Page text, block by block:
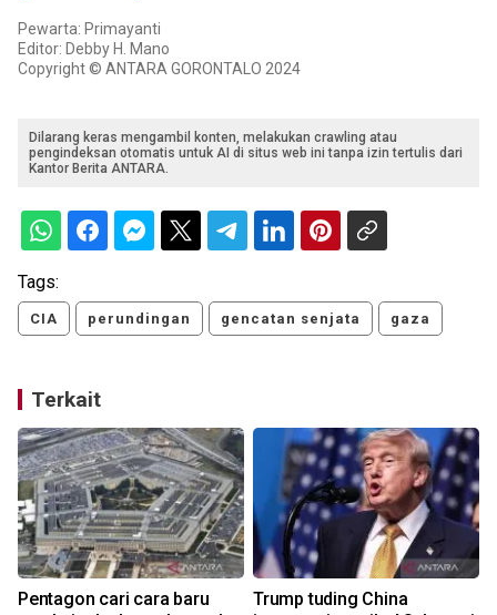
Pewarta: Primayanti
Editor: Debby H. Mano
Copyright © ANTARA GORONTALO 2024
Dilarang keras mengambil konten, melakukan crawling atau
pengindeksan otomatis untuk AI di situs web ini tanpa izin tertulis dari
Kantor Berita ANTARA.
Tags:
CIA perundingan gencatan senjata gaza
Terkait
Pentagon cari cara baru
Trump tuding China